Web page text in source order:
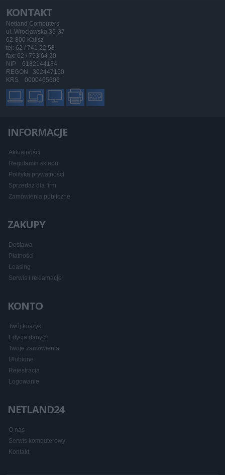
KONTAKT
Netland Computers
ul. Wrocławska 35-37
62-800 Kalisz
tel: 62 / 741 22 58
fax: 62 / 753 64 20
NIP 6182144184
REGON 302447150
KRS 0000465606
INFORMACJE
Aktualności
Regulamin sklepu
Polityka prywatności
Sprzedaż dla firm
Zamówienia publiczne
ZAKUPY
Dostawa
Płatności
Leasing
Serwis i reklamacje
KONTO
Twój koszyk
Edycja danych
Twoje zamówienia
Ulubione
Rejestracja
Logowanie
NETLAND24
O nas
Serwis komputerowy
Kontakt